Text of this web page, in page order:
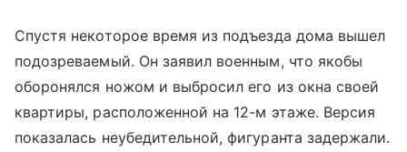
Спустя некоторое время из подъезда дома вышел
подозреваемый. Он заявил военным, что якобы
оборонялся ножом и выбросил его из окна своей
квартиры, расположенной на 12-м этаже. Версия
показалась неубедительной, фигуранта задержали.